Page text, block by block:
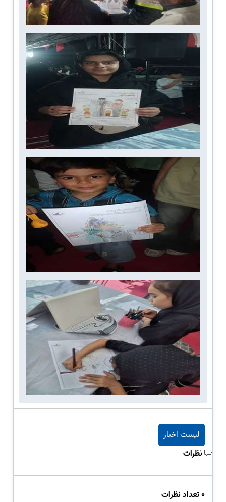
لیست اخبار
نظرات
0 تعداد نظرات